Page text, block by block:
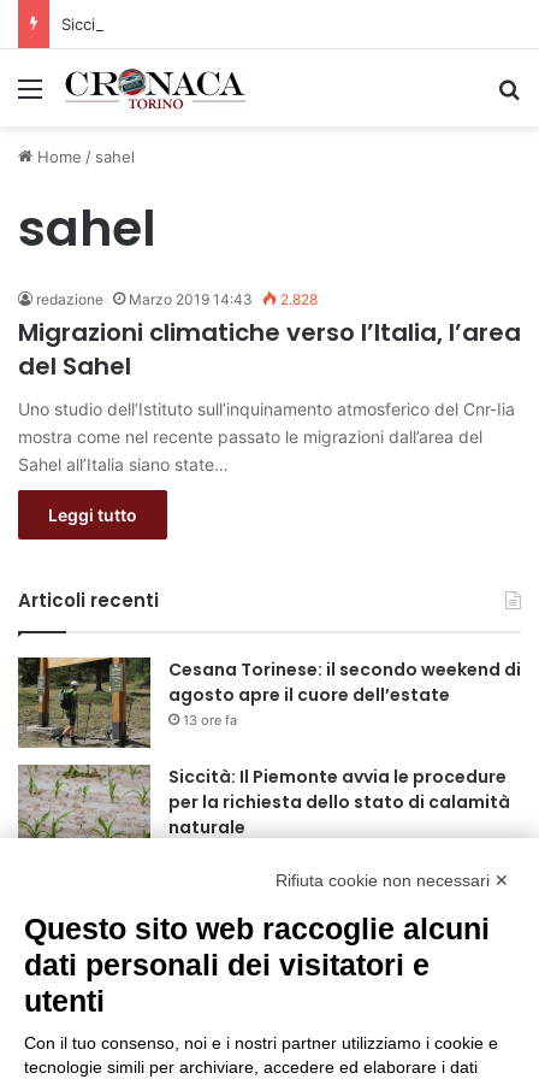
Menu
Home / sahel
sahel
redazione Marzo 2019 14:43 2.828
Migrazioni climatiche verso l’Italia, l’area
del Sahel
Uno studio dell’Istituto sull’inquinamento atmosferico del Cnr-Iia
mostra come nel recente passato le migrazioni dall’area del
Sahel all’Italia siano state…
Leggi tutto
Articoli recenti
Cesana Torinese: il secondo weekend di
agosto apre il cuore dell’estate
13 ore fa
Siccità: Il Piemonte avvia le procedure
per la richiesta dello stato di calamità
naturale
Reale Mutua, ecco il programma del
precampionato
17 ore fa
a parità di tariffa
Rifiuta cookie non necessari ✕
Questo sito web raccoglie alcuni
dati personali dei visitatori e
utenti
Con il tuo consenso, noi e i nostri partner utilizziamo i cookie e
tecnologie simili per archiviare, accedere ed elaborare i dati